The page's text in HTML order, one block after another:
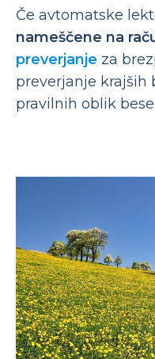
Če avtomatske
nameščene na
preverjanje za
preverjanje krajših
pravilnih oblik